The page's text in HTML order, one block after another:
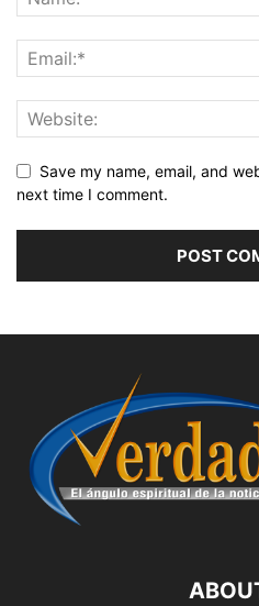
Save my name, email, and
next time I comment.